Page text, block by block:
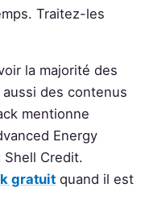
Traitez-les
la majorité des
aussi des contenus
mentionne
Energy
Shell Credit.
gratuitquand il est